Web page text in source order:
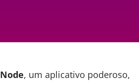
, um aplicativo poderoso,